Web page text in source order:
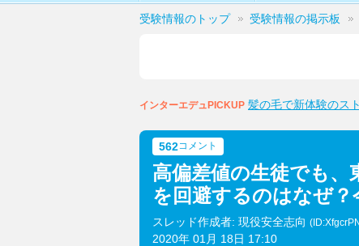
受験情報のトップ 受験情報の掲示板
インターエデュPICKUP 髪の毛で新体験のス
562コメント
高偏差値の生徒でも、
を回避するのはなぜ？
スレッド作成者: 現役安全志向
2020年 01月 18日 17:10